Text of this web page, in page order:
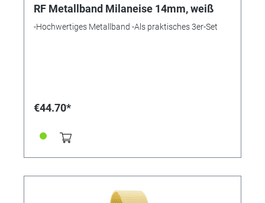
RF Metallband Milaneise 14mm, weiß
-Hochwertiges Metallband -Als praktisches 3er-Set
€44.70*